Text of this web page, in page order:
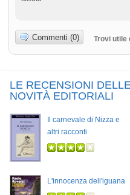
Commenti (0) Trovi utile
LE RECENSIONI
NOVITÀ EDITORIALI
Il carnevale di Nizza e
altri racconti
L'innocenza dell'iguana